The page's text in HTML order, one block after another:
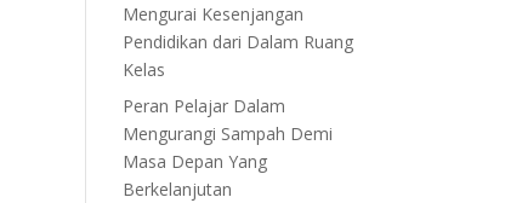
Mengurai Kesenjangan
Pendidikan dari Dalam Ruang
Kelas
Peran Pelajar Dalam
Mengurangi Sampah Demi
Masa Depan Yang
Berkelanjutan